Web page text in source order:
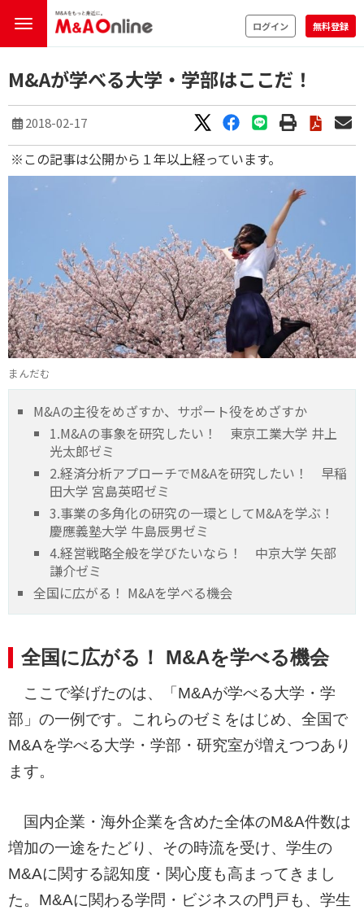
ログイン 無料登録
M&Aが学べる大学・学部はここだ！
2018-02-17
※この記事は公開から１年以上経っています。
まんだむ
M&Aの主役をめざすか、サポート役をめざすか
1.M&Aの事象を研究したい！ 東京工業大学 井上
光太郎ゼミ
2.経済分析アプローチでM&Aを研究したい！ 早稲
田大学 宮島英昭ゼミ
3.事業の多角化の研究の一環としてM&Aを学ぶ！
慶應義塾大学 牛島辰男ゼミ
4.経営戦略全般を学びたいなら！ 中京大学 矢部
謙介ゼミ
全国に広がる！ M&Aを学べる機会
全国に広がる！ M&Aを学べる機会
ここで挙げたのは、「M&Aが学べる大学・学
部」の一例です。これらのゼミをはじめ、全国で
M&Aを学べる大学・学部・研究室が増えつつあり
ます。
国内企業・海外企業を含めた全体のM&A件数は
増加の一途をたどり、その時流を受け、学生の
M&Aに関する認知度・関心度も高まってきまし
た。M&Aに関わる学問・ビジネスの門戸も、学生